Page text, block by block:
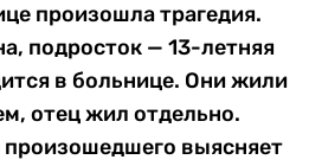
произошла трагедия.
подросток — 13-летняя
в больнице. Они жили
отец жил отдельно.
произошедшего выясняет